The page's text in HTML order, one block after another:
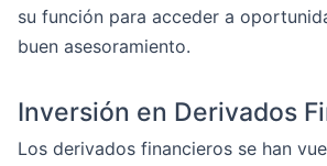
su función para acceder a
buen asesoramiento.
Inversión en Derivados
Los derivados financieros se han